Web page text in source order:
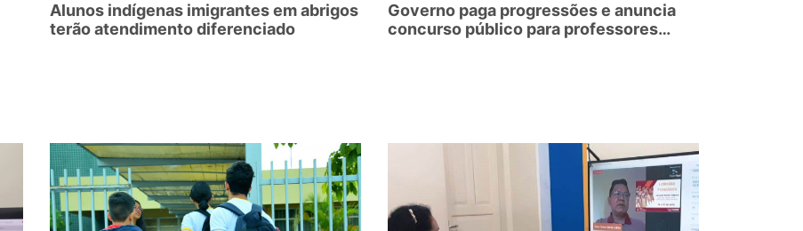
Alunos indígenas imigrantes em abrigos
terão atendimento diferenciado
Governo paga progressões e anuncia
concurso público para professores